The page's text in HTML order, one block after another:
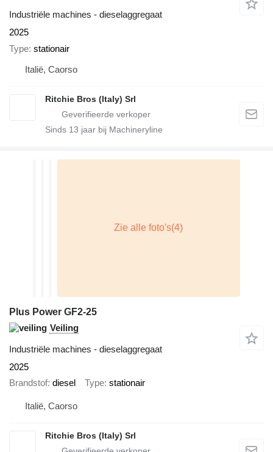
Industriële machines - dieselaggregaat
2025
Type stationair
Italië, Caorso
Ritchie Bros (Italy) Srl
Sinds 13 jaar bij Machineryline
Plus Power GF2-25
Veiling
Industriële machines - dieselaggregaat
2025
Brandstof diesel Type stationair
Italië, Caorso
Ritchie Bros (Italy) Srl